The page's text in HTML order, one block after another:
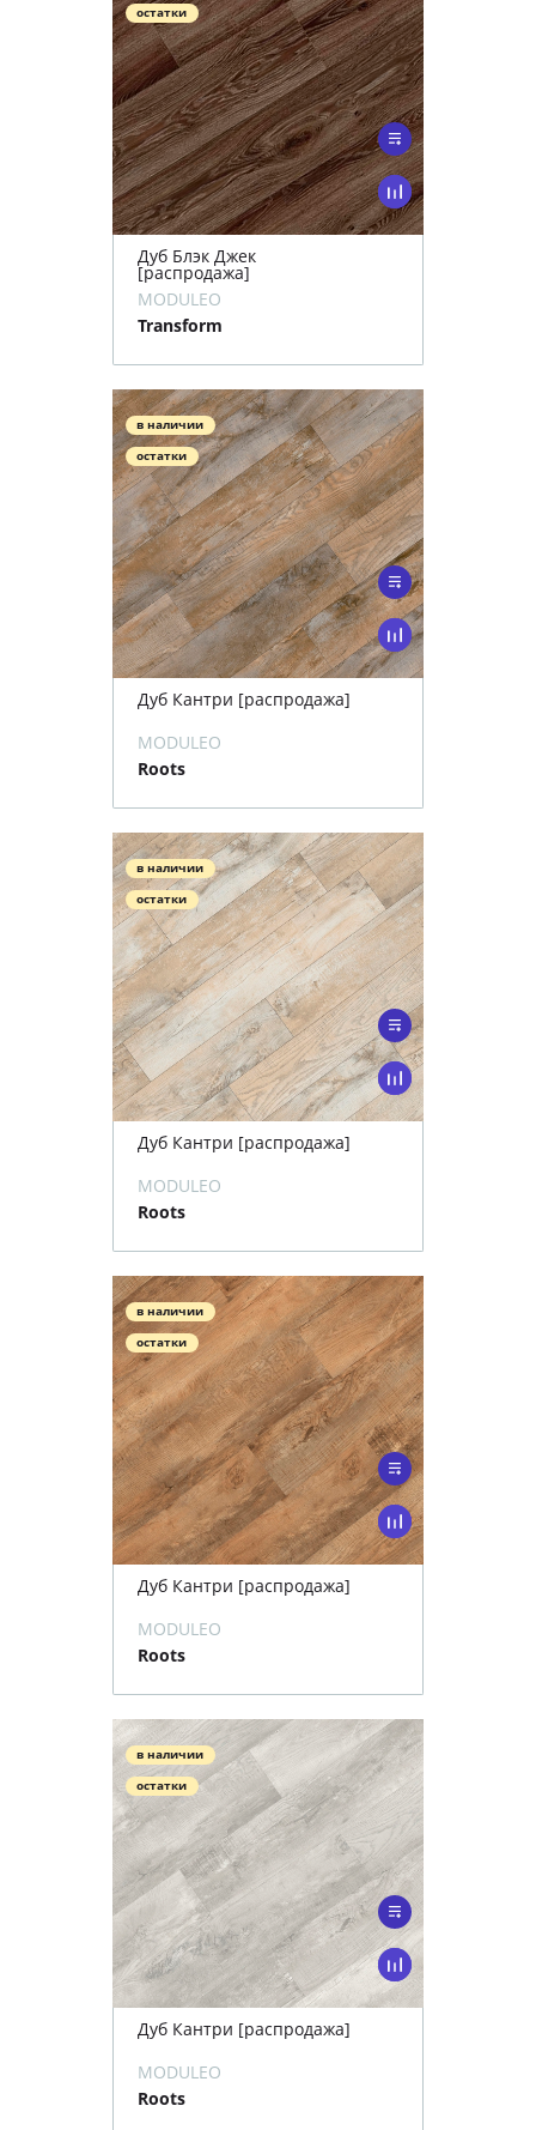
остатки
Дуб Блэк Джек
[распродажа]
MODULEO
Transform
в наличии
остатки
Дуб Кантри [распродажа]
MODULEO
Roots
в наличии
остатки
Дуб Кантри [распродажа]
MODULEO
Roots
в наличии
остатки
Дуб Кантри [распродажа]
MODULEO
Roots
в наличии
остатки
Дуб Кантри [распродажа]
MODULEO
Roots